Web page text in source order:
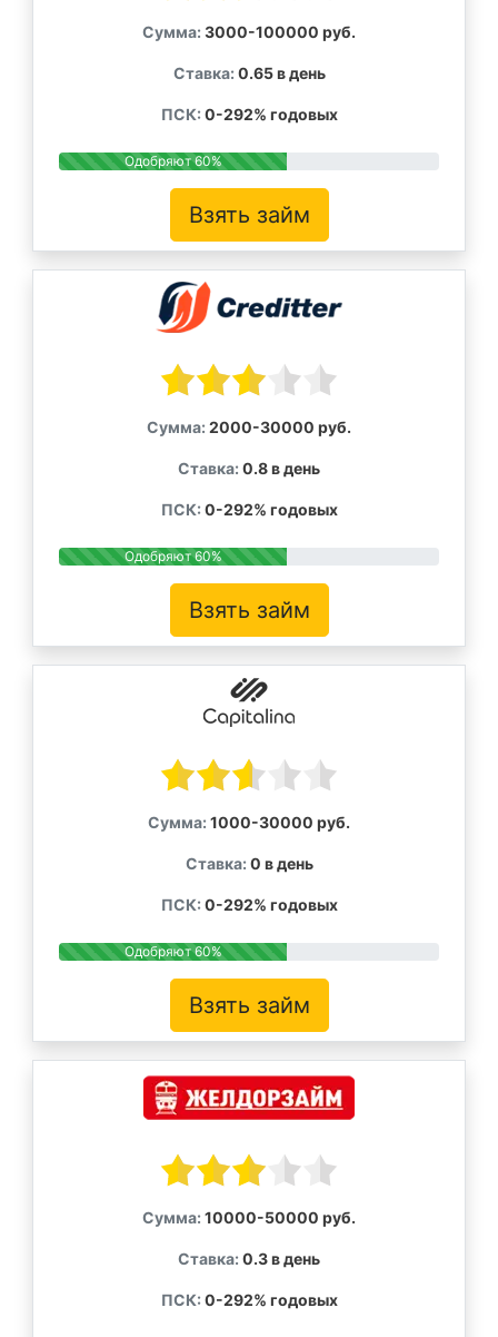
Сумма: 3000-100000 руб.
Ставка: 0.65 в день
ПСК: 0-292% годовых
Одобряют 60%
Взять займ
Сумма: 2000-30000 руб.
Ставка: 0.8 в день
ПСК: 0-292% годовых
Одобряют 60%
Взять займ
Сумма: 1000-30000 руб.
Ставка: 0 в день
ПСК: 0-292% годовых
Одобряют 60%
Взять займ
Сумма: 10000-50000 руб.
Ставка: 0.3 в день
ПСК: 0-292% годовых